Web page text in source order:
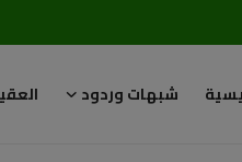
شبهات وردود